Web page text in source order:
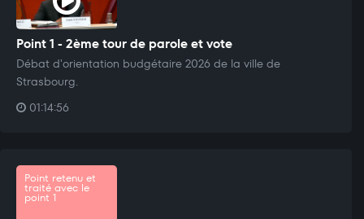
Point 1 - 2ème tour de parole et vote
Débat d'orientation budgétaire 2026 de la ville de
Strasbourg.
01:14:56
Point retenu et
traité avec le
point 1